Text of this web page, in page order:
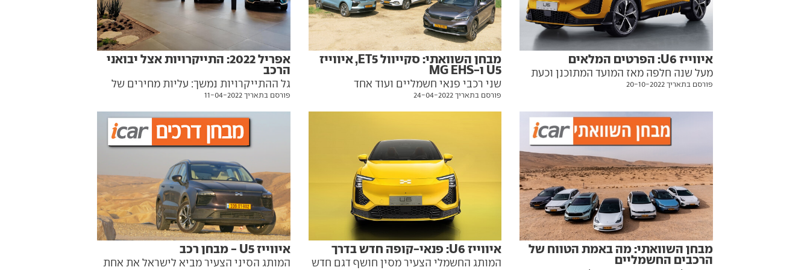
איווייז U6: הפרטים המלאים
מעל שנה חלפה מאז המועד המתוכנן וכעת
מפרסמת איווייז את המפרט הטכני לדגם
הבאה
פורסם בתאריך 20-10-2022
מבחן השוואתי: סקייוול ET5, איווייז
U5 ו-MG EHS
שני רכבי פנאי חשמליים ועוד אחד
היברידי-נטען, שלושתם מתוצרת סין, נפגשו
למבחן השוואתי וניסו לנפץ דעות קדומות
פורסם בתאריך 24-04-2022
אפריל 2022: התייקרויות אצל יבואני
הרכב
גל ההתייקרויות נמשך: עליות מחירים של
אלפי שקלים נרשמו אצל ניסאן, איווייז,
סוזוקי ולקסוס
פורסם בתאריך 11-04-2022
מבחן השוואתי: מה באמת הטווח של
הרכבים החשמליים
איווייז U6: פנאי-קופה חדש בדרך
המותג החשמלי הצעיר מסין חושף דגם חדש
איווייז U5 - מבחן רכב
המותג הסיני הצעיר מביא לישראל את אחת